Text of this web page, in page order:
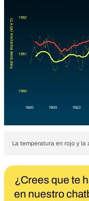
La temperatura en rojo y
¿Crees que te
en nuestro